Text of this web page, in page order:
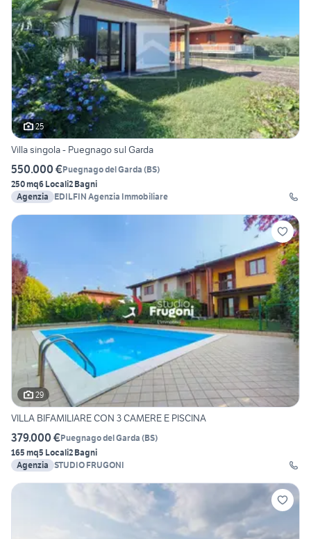
25
Villa singola - Puegnago sul Garda
550.000 €Puegnago del Garda (BS)
250 mq6 Locali2 Bagni
Agenzia
EDILFIN Agenzia Immobiliare
29
VILLA BIFAMILIARE CON 3 CAMERE E PISCINA
379.000 €Puegnago del Garda (BS)
165 mq5 Locali2 Bagni
Agenzia STUDIO FRUGONI